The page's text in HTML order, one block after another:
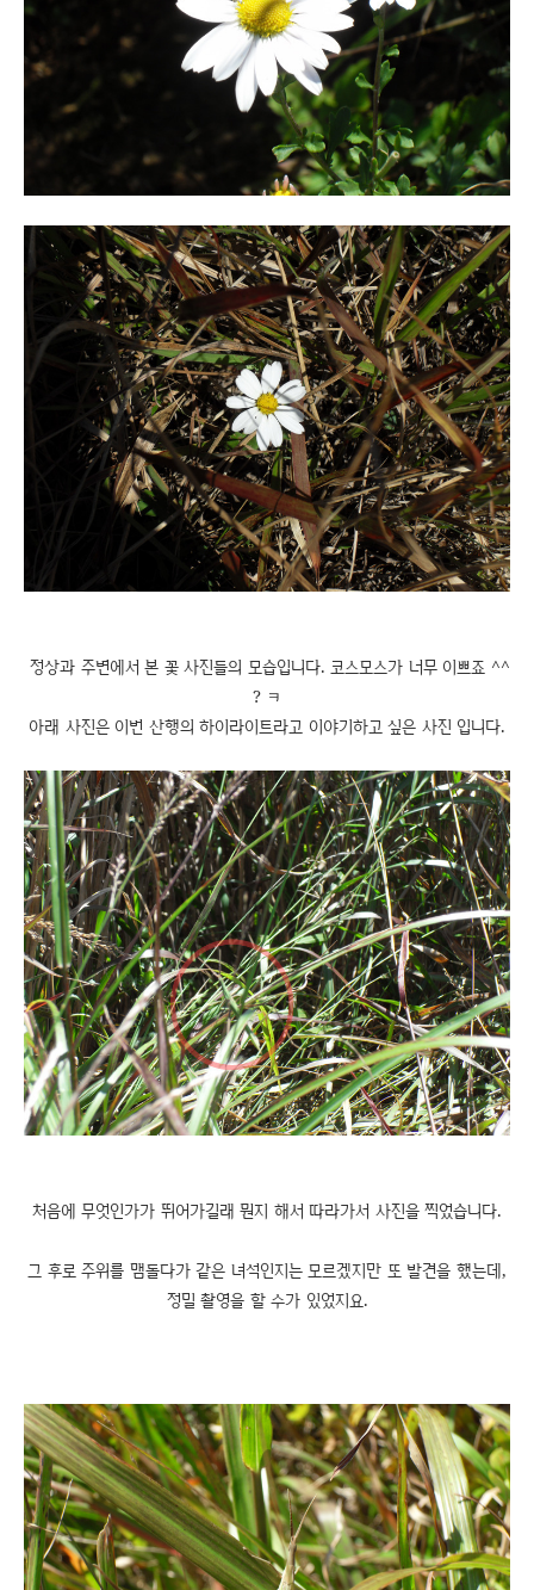
정상과 주변에서 본 꽃 사진들의 모습입니다. 코스모스가 너무 이쁘죠 ^^
? ㅋ
아래 사진은 이번 산행의 하이라이트라고 이야기하고 싶은 사진 입니다.
처음에 무엇인가가 뛰어가길래 뭔지 해서 따라가서 사진을 찍었습니다.
그 후로 주위를 맴돌다가 같은 녀석인지는 모르겠지만 또 발견을 했는데,
정밀 촬영을 할 수가 있었지요.